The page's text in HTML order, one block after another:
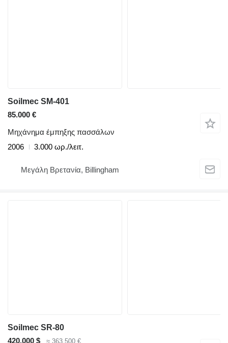
Soilmec SM-401
85.000 €
Μηχάνημα έμπηξης πασσάλων
2006
3.000 ωρ./λειτ.
Μεγάλη Βρετανία, Billingham
Soilmec SR-80
420.000 $
≈ 363.500 €